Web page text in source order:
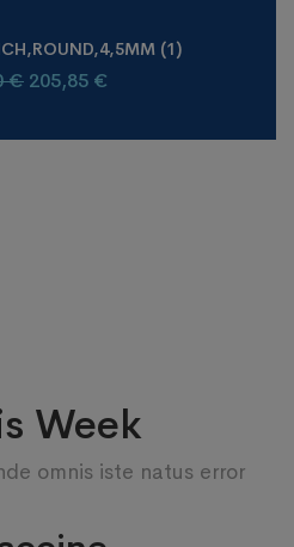
(1)
€ 205,85 €
Week
omnis iste natus error